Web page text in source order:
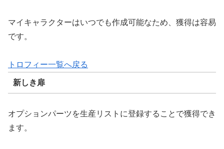
マイキャラクターはいつでも作成可能なため、獲得は容易
です。
トロフィー一覧へ戻る
新しき扉
オプションパーツを生産リストに登録することで獲得でき
ます。